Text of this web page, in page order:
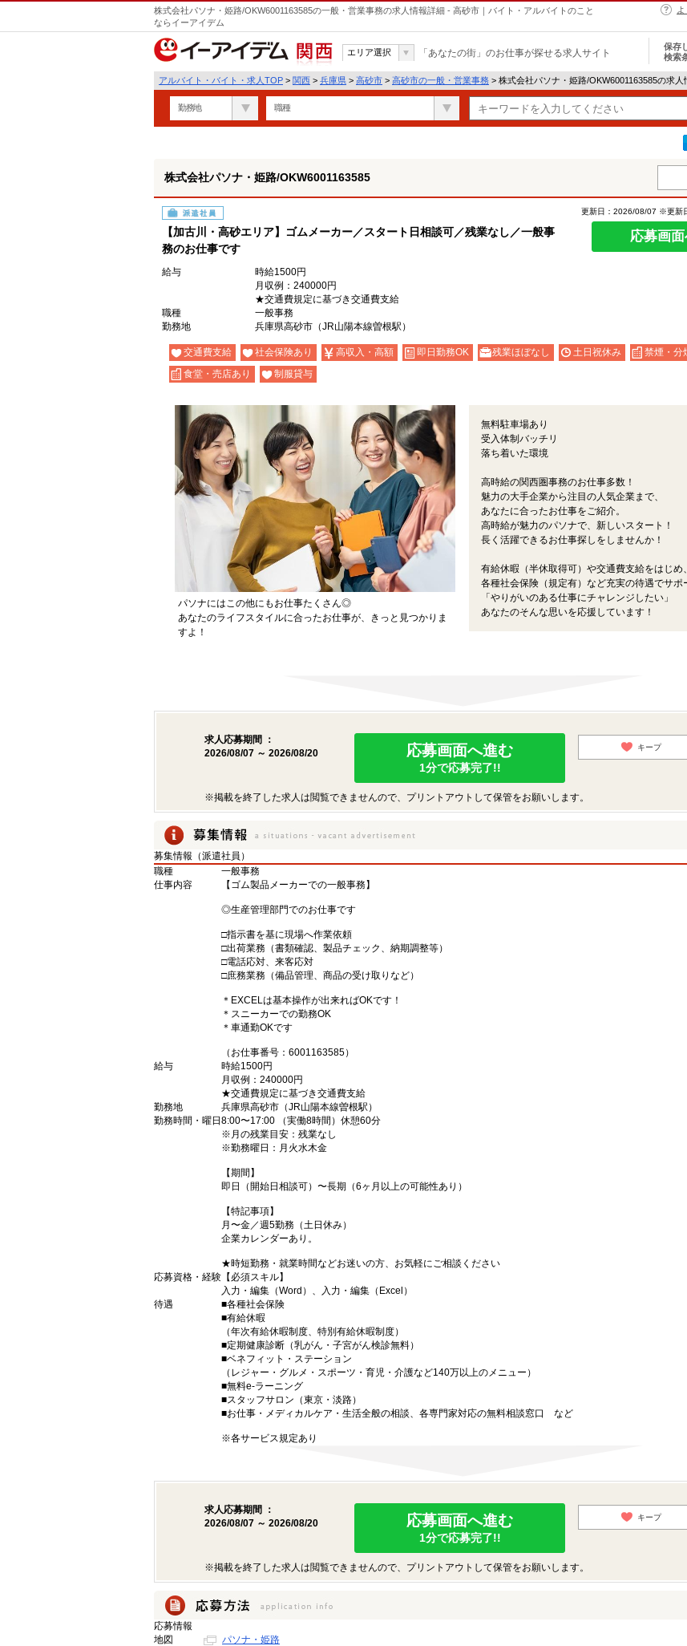
株式会社パソナ・姫路/OKW6001163585の一般・営業事務の求人情報詳細 - 高砂市｜バイト・アルバイトのこと
ならイーアイデム
関西
エリア選択 「あなたの街」のお仕事が探せる求人サイト
保存
検索
アルバイト・バイト・求人TOP > 関西 > 兵庫県 > 高砂市 > 高砂市の一般・営業事務 > 株式会社パソナ・姫路/OKW6001163585の求人
勤務地 職種
株式会社パソナ・姫路/OKW6001163585
派遣社員
【加古川・高砂エリア】ゴムメーカー／スタート日相談可／残業なし／一般事
務のお仕事です
更新日：2026/08/07 ※更新
応募画
給与
時給1500円
月収例：240000円
★交通費規定に基づき交通費支給
職種
一般事務
勤務地
兵庫県高砂市（JR山陽本線曽根駅）
交通費支給 社会保険あり 高収入・高額 即日勤務OK 残業ほぼなし 土日祝休み 禁煙・分
食堂・売店あり
制服貸与
パソナにはこの他にもお仕事たくさん◎
あなたのライフスタイルに合ったお仕事が、きっと見つかりま
すよ！
無料駐車場あり
受入体制バッチリ
落ち着いた環境
高時給の関西圏事務のお仕事多数！
魅力の大手企業から注目の人気企業まで、
あなたに合ったお仕事をご紹介。
高時給が魅力のパソナで、新しいスタート！
長く活躍できるお仕事探しをしませんか！
有給休暇（半休取得可）や交通費支給をはじめ、
各種社会保険（規定有）など充実の待遇でサポ
「やりがいのある仕事にチャレンジしたい」
あなたのそんな思いを応援しています！
求人応募期間 ：
2026/08/07 ～ 2026/08/20
応募画面へ進む
1分で応募完了!!
キープ
※掲載を終了した求人は閲覧できませんので、プリントアウトして保管をお願いします。
募集情報（派遣社員）
職種
一般事務
仕事内容
【ゴム製品メーカーでの一般事務】
◎生産管理部門でのお仕事です
□指示書を基に現場へ作業依頼
□出荷業務（書類確認、製品チェック、納期調整等）
□電話応対、来客応対
□庶務業務（備品管理、商品の受け取りなど）
＊EXCELは基本操作が出来ればOKです！
＊スニーカーでの勤務OK
＊車通勤OKです
（お仕事番号：6001163585）
給与
時給1500円
月収例：240000円
★交通費規定に基づき交通費支給
勤務地
兵庫県高砂市（JR山陽本線曽根駅）
勤務時間・曜日 8:00〜17:00 （実働8時間）休憩60分
※月の残業目安：残業なし
※勤務曜日：月火水木金
【期間】
即日（開始日相談可）〜長期（6ヶ月以上の可能性あり）
【特記事項】
月〜金／週5勤務（土日休み）
企業カレンダーあり。
★時短勤務・就業時間などお迷いの方、お気軽にご相談ください
応募資格・経験 【必須スキル】
入力・編集（Word）、入力・編集（Excel）
待遇
■各種社会保険
■有給休暇
（年次有給休暇制度、特別有給休暇制度）
■定期健康診断（乳がん・子宮がん検診無料）
■ベネフィット・ステーション
（レジャー・グルメ・スポーツ・育児・介護など140万以上のメニュー）
■無料e-ラーニング
■スタッフサロン（東京・淡路）
■お仕事・メディカルケア・生活全般の相談、各専門家対応の無料相談窓口 など
※各サービス規定あり
求人応募期間 ：
2026/08/07 ～ 2026/08/20
応募画面へ進む
1分で応募完了!!
キープ
※掲載を終了した求人は閲覧できませんので、プリントアウトして保管をお願いします。
応募情報
地図
パソナ・姫路